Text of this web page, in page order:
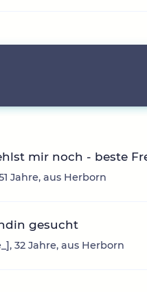
mir noch - beste
Jahre, aus Herborn
gesucht
32 Jahre, aus Herborn